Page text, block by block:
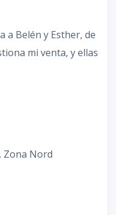
a Belén y Esther, de
mi venta, y ellas
Zona Nord